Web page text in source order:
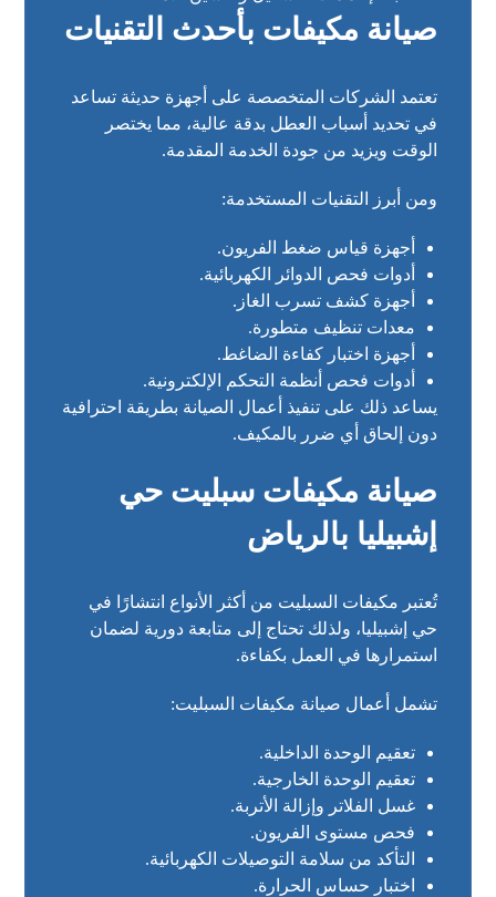
صيانة مكيفات بأحدث التقنيات
تعتمد الشركات المتخصصة على أجهزة حديثة تساعد
في تحديد أسباب العطل بدقة عالية، مما يختصر
الوقت ويزيد من جودة الخدمة المقدمة.
ومن أبرز التقنيات المستخدمة:
أجهزة قياس ضغط الفريون.
أدوات فحص الدوائر الكهربائية.
أجهزة كشف تسرب الغاز.
معدات تنظيف متطورة.
أجهزة اختبار كفاءة الضاغط.
أدوات فحص أنظمة التحكم الإلكترونية.
يساعد ذلك على تنفيذ أعمال الصيانة بطريقة احترافية
دون إلحاق أي ضرر بالمكيف.
صيانة مكيفات سبليت حي
إشبيليا بالرياض
تُعتبر مكيفات السبليت من أكثر الأنواع انتشارًا في
حي إشبيليا، ولذلك تحتاج إلى متابعة دورية لضمان
استمرارها في العمل بكفاءة.
تشمل أعمال صيانة مكيفات السبليت:
تعقيم الوحدة الداخلية.
تعقيم الوحدة الخارجية.
غسل الفلاتر وإزالة الأتربة.
فحص مستوى الفريون.
التأكد من سلامة التوصيلات الكهربائية.
اختبار حساس الحرارة.